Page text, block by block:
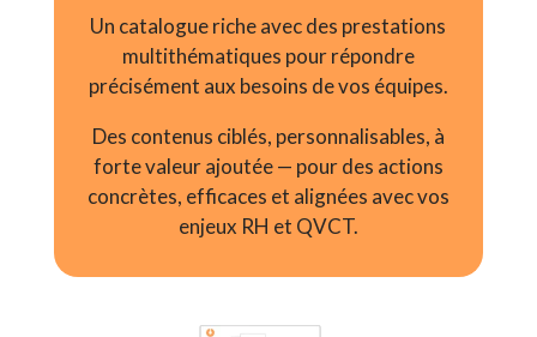
Un catalogue riche avec des prestations
multithématiques pour répondre
précisément aux besoins de vos équipes.
Des contenus ciblés, personnalisables, à
forte valeur ajoutée — pour des actions
concrètes, efficaces et alignées avec vos
enjeux RH et QVCT.